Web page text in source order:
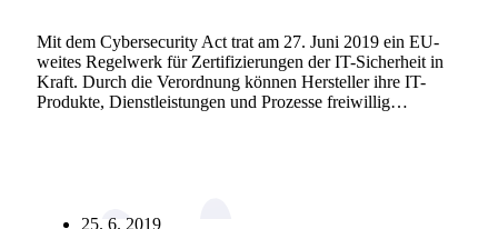
Mit dem Cybersecurity Act trat am 27. Juni 2019 ein EU-
weites Regelwerk für Zertifizierungen der IT-Sicherheit in
Kraft. Durch die Verordnung können Hersteller ihre IT-
Produkte, Dienstleistungen und Prozesse freiwillig…
25. 6. 2019